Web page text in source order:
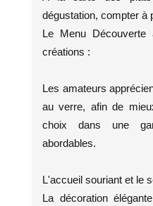
dégustation, compter à
Le Menu Découverte
créations :
Les amateurs
au verre, afin de
choix dans une
abordables.
L'accueil souriant et le
La décoration